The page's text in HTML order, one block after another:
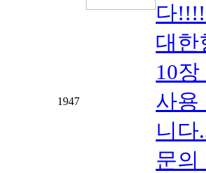
1947
다
대한
10
사용
니다
문의